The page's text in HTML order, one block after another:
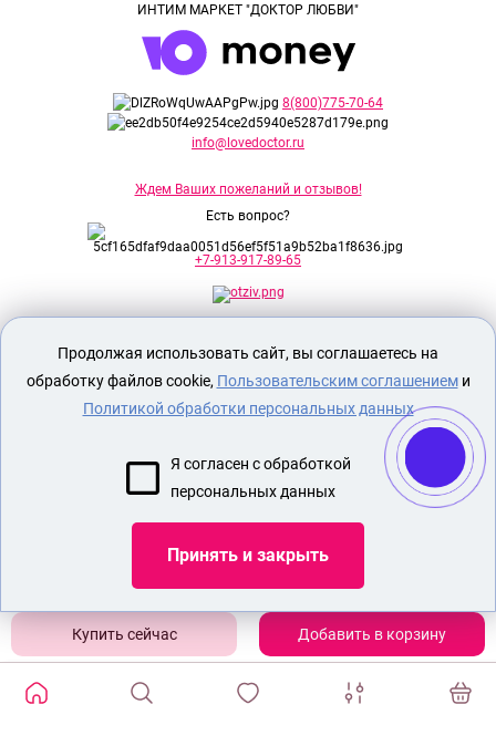
Добавить в корзину
ИНТИМ МАРКЕТ "ДОКТОР ЛЮБВИ"
8(800)775-70-64
info@lovedoctor.ru
Ждем Ваших пожеланий и отзывов!
Есть вопрос?
+7-913-917-89-65
Секс шоп Доктор Любви
исключительно для лиц старше 18 лет!
Евразийского соответствия.
ОПЛАТА И ДОСТАВКА
СЕКС ИГРУШКИ
БДСМ
Показать еще
Продолжая использовать сайт, вы соглашаетесь на
обработку файлов cookie, Пользовательским соглашениеми
Политикой обработки персональных данных
Я согласен с обработкой
персональных данных
Принять и закрыть